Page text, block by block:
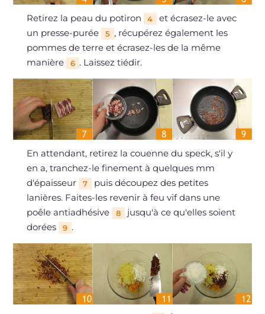
Retirez la peau du potiron 4
et écrasez-le avec
un presse-purée
5 , récupérez également les
pommes de terre et écrasez-les de la même
manière
6 . Laissez tiédir.
En attendant, retirez la couenne du speck, s'il y
en a, tranchez-le finement à quelques mm
d'épaisseur
7
puis découpez des petites
lanières. Faites-les revenir à feu vif dans une
poêle antiadhésive
8
jusqu'à ce qu'elles soient
dorées
9 .